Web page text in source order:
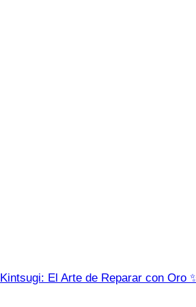
Kintsugi: El Arte de Reparar con Oro